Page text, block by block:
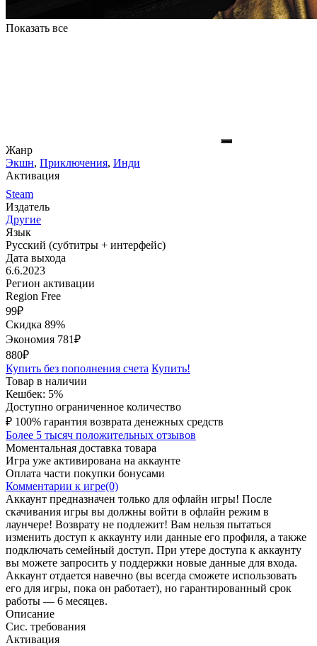
Показать все
Жанр
Экшн, Приключения, Инди
Активация
Steam
Издатель
Другие
Язык
Русский (субтитры + интерфейс)
Дата выхода
6.6.2023
Регион активации
Region Free
99₽
Скидка 89%
Экономия 781₽
880₽
Купить без пополнения счета Купить!
Товар в наличии
Кешбек: 5%
Доступно ограниченное количество
₽ 100% гарантия возврата денежных средств
Более 5 тысяч положительных отзывов
Моментальная доставка товара
Игра уже активирована на аккаунте
Оплата части покупки бонусами
Комментарии к игре(0)
Аккаунт предназначен только для офлайн игры! После
скачивания игры вы должны войти в офлайн режим в
лаунчере! Возврату не подлежит! Вам нельзя пытаться
изменить доступ к аккаунту или данные его профиля, а также
подключать семейный доступ. При утере доступа к аккаунту
вы можете запросить у поддержки новые данные для входа.
Аккаунт отдается навечно (вы всегда сможете использовать
его для игры, пока он работает), но гарантированный срок
работы — 6 месяцев.
Описание
Сис. требования
Активация